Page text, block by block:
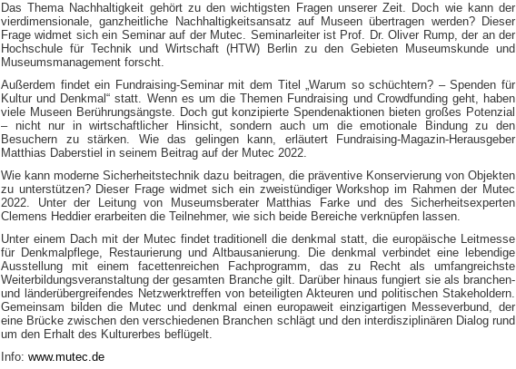
Das Thema Nachhaltigkeit gehört zu den wichtigsten Fragen unserer Zeit. Doch wie kann der
vierdimensionale, ganzheitliche Nachhaltigkeitsansatz auf Museen übertragen werden? Dieser
Frage widmet sich ein Seminar auf der Mutec. Seminarleiter ist Prof. Dr. Oliver Rump, der an der
Hochschule für Technik und Wirtschaft (HTW) Berlin zu den Gebieten Museumskunde und
Museumsmanagement forscht.
Außerdem findet ein Fundraising-Seminar mit dem Titel „Warum so schüchtern? – Spenden für
Kultur und Denkmal“ statt. Wenn es um die Themen Fundraising und Crowdfunding geht, haben
viele Museen Berührungsängste. Doch gut konzipierte Spendenaktionen bieten großes Potenzial
– nicht nur in wirtschaftlicher Hinsicht, sondern auch um die emotionale Bindung zu den
Besuchern zu stärken. Wie das gelingen kann, erläutert Fundraising-Magazin-Herausgeber
Matthias Daberstiel in seinem Beitrag auf der Mutec 2022.
Wie kann moderne Sicherheitstechnik dazu beitragen, die präventive Konservierung von Objekten
zu unterstützen? Dieser Frage widmet sich ein zweistündiger Workshop im Rahmen der Mutec
2022. Unter der Leitung von Museumsberater Matthias Farke und des Sicherheitsexperten
Clemens Heddier erarbeiten die Teilnehmer, wie sich beide Bereiche verknüpfen lassen.
Unter einem Dach mit der Mutec findet traditionell die denkmal statt, die europäische Leitmesse
für Denkmalpflege, Restaurierung und Altbausanierung. Die denkmal verbindet eine lebendige
Ausstellung mit einem facettenreichen Fachprogramm, das zu Recht als umfangreichste
Weiterbildungsveranstaltung der gesamten Branche gilt. Darüber hinaus fungiert sie als branchen-
und länderübergreifendes Netzwerktreffen von beteiligten Akteuren und politischen Stakeholdern.
Gemeinsam bilden die Mutec und denkmal einen europaweit einzigartigen Messeverbund, der
eine Brücke zwischen den verschiedenen Branchen schlägt und den interdisziplinären Dialog rund
um den Erhalt des Kulturerbes beflügelt.
Info: www.mutec.de